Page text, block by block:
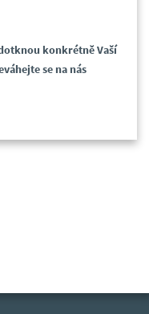
konkrétně Vaší
se na nás